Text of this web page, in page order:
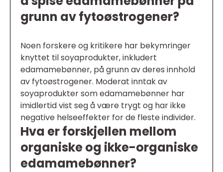
grunn av fytoøstrogener?
Noen forskere og kritikere har bekymringer
knyttet til soyaprodukter, inkludert
edamamebønner, på grunn av deres innhold
av fytoøstrogener. Moderat inntak av
soyaprodukter som edamamebønner har
imidlertid vist seg å være trygt og har ikke
negative helseeffekter for de fleste individer.
Hva er forskjellen mellom
organiske og ikke-organiske
edamamebønner?